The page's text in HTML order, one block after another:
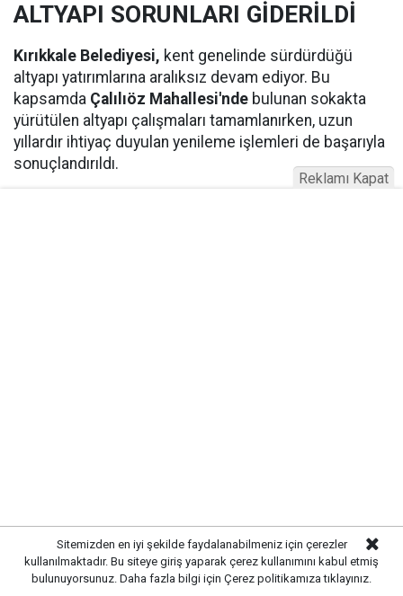
ALTYAPI SORUNLARI GİDERİLDİ
Kırıkkale Belediyesi, kent genelinde sürdürdüğü
altyapı yatırımlarına aralıksız devam ediyor. Bu
kapsamda Çalılıöz Mahallesi'nde bulunan sokakta
yürütülen altyapı çalışmaları tamamlanırken, uzun
yıllardır ihtiyaç duyulan yenileme işlemleri de başarıyla
sonuçlandırıldı.
yenilenerek daha sağlıklı ve dayanıklı bir sistem
oluşturuldu. Tamamlanan altyapı sayesinde
yağışlardan kaynaklanabilecek olumsuzlukların önüne
Sitemizden en iyi şekilde faydalanabilmeniz için çerezler
kullanılmaktadır. Bu siteye giriş yaparak çerez kullanımını kabul etmiş
bulunuyorsunuz. Daha fazla bilgi için Çerez politikamıza tıklayınız.
Reklamı Kapat